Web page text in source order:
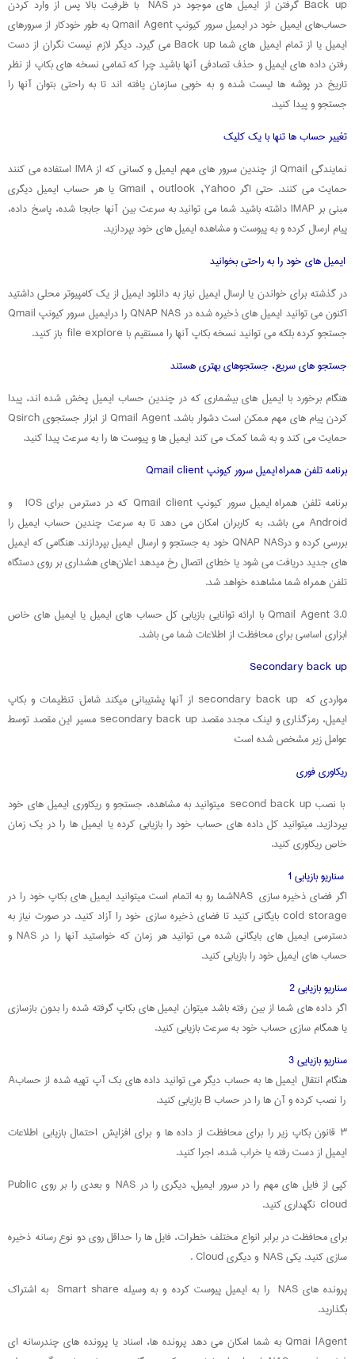
Back up گرفتن از ایمیل های موجود در NAS با ظرفیت بالا پس از وارد کردن
حساب‌های ایمیل خود در ایمیل سرور کیونپ Qmail Agent به طور خودکار از سرورهای
ایمیل یا از تمام ایمیل های شما Back up می گیرد. دیگر لازم نیست نگران از دست
رفتن داده های ایمیل و حذف تصادفی آنها باشید چرا که تمامی نسخه های بکاپ از نظر
تاریخ در پوشه ها لیست شده و به خوبی سازمان یافته اند تا به راحتی بتوان آنها را
جستجو و پیدا کنید.
تغییر حساب ها تنها با یک کلیک
نمایندگی Qmail از چندین سرور های مهم ایمیل و کسانی که از IMA استفاده می کنند
حمایت می کنند. حتی اگر Gmail , outlook ,Yahoo یا هر حساب ایمیل دیگری
مبنی بر IMAP داشته باشید شما می توانید به سرعت بین آنها جابجا شده، پاسخ داده،
پیام ارسال کرده و به پیوست و مشاهده ایمیل های خود بپردازید.
ایمیل های خود را به راحتی بخوانید
در گذشته برای خواندن یا ارسال ایمیل نیاز به دانلود ایمیل از یک کامپیوتر محلی داشتید
اکنون می توانید ایمیل های ذخیره شده در QNAP NAS را درایمیل سرور کیونپ Qmail
جستجو کرده بلکه می توانید نسخه بکاپ آنها را مستقیم با file explore باز کنید.
جستجو های سریع، جستجوهای بهتری هستند
هنگام برخورد با ایمیل های بیشماری که در چندین حساب ایمیل پخش شده اند، پیدا
کردن پیام های مهم ممکن است دشوار باشد. Qmail Agent از ابزار جستجوی Qsirch
حمایت می کند و به شما کمک می کند ایمیل ها و پیوست ها را به سرعت پیدا کنید.
برنامه تلفن همراه ایمیل سرور کیونپ Qmail client
برنامه تلفن همراه ایمیل سرور کیونپ Qmail client که در دسترس برای IOS و
Android می باشد، به کاربران امکان می دهد تا به سرعت چندین حساب ایمیل را
بررسی کرده و درQNAP NAS خود به جستجو و ارسال ایمیل بپردازند. هنگامی که ایمیل
های جدید دریافت می شود یا خطای اتصال رخ میدهد اعلان‌های هشداری بر روی دستگاه
تلفن همراه شما مشاهده خواهد شد.
Qmail Agent 3.0 با ارائه توانایی بازیابی کل حساب های ایمیل یا ایمیل های خاص
ابزاری اساسی برای محافظت از اطلاعات شما می باشد.
Secondary back up
مواردی که secondary back up از آنها پشتیبانی میکند شامل: تنظیمات و بکاپ
ایمیل، رمزگذاری و لینک مجدد مقصد secondary back up مسیر این مقصد توسط
عوامل زیر مشخص شده است:
ریکاوری فوری
با نصب second back up میتوانید به مشاهده، جستجو و ریکاوری ایمیل های خود
بپردازید. میتوانید کل داده های حساب خود را بازیابی کرده یا ایمیل ها را در یک زمان
خاص ریکاوری‌ کنید.
سناریو بازیابی 1
اگر فضای ذخیره سازی NASشما رو به اتمام است میتوانید ایمیل های بکاپ خود را در
cold storage بایگانی کنید تا فضای ذخیره سازی خود را آزاد کنید. در صورت نیاز به
دسترسی ایمیل های بایگانی شده می توانید هر زمان که خواستید آنها را در NAS و
حساب های ایمیل خود را بازیابی کنید.
سناریو بازیابی 2
اگر داده های شما از بین رفته باشد میتوان ایمیل های بکاپ گرفته شده را بدون بازسازی
یا همگام سازی حساب خود به سرعت بازیابی کنید.
سناریو بازیایی 3
هنگام انتقال ایمیل ها به حساب دیگر می توانید داده های بک آپ تهیه شده از حسابA
را نصب کرده و آن ها را در حساب B بازیابی کنید.
۳ قانون بکاپ زیر را برای محافظت از داده ها و برای افزایش احتمال بازیابی اطلاعات
ایمیل از دست رفته یا خراب شده، اجرا کنید.
کپی از فایل های مهم را در سرور ایمیل، دیگری را در NAS و بعدی را بر روی Public
cloud نگهداری کنید.
برای محافظت در برابر انواع مختلف خطرات، فایل ها را حداقل روی دو نوع رسانه ذخیره
سازی کنید. یکی NAS و دیگری Cloud .
پرونده های NAS را به ایمیل پیوست کرده و به وسیله Smart share به اشتراک
بگذارید.
Qmai lAgent به شما امکان می دهد پرونده ها، اسناد یا پرونده های چندرسانه ای